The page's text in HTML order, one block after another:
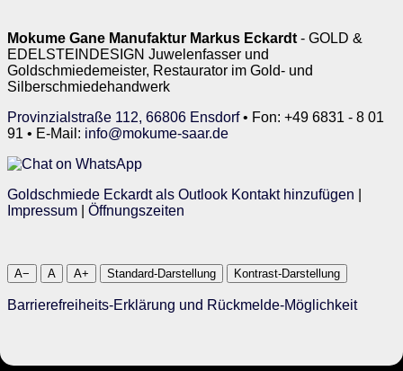
Mokume Gane Manufaktur Markus Eckardt - GOLD &
EDELSTEINDESIGN Juwelenfasser und
Goldschmiedemeister, Restaurator im Gold- und
Silberschmiedehandwerk
Provinzialstraße 112, 66806 Ensdorf• Fon: +49 6831 - 8 01
91 • E-Mail: info@mokume-saar.de
Goldschmiede Eckardt als Outlook Kontakt hinzufügen
Impressum
Öffnungszeiten
A− A A+ Standard-Darstellung Kontrast-Darstellung
Barrierefreiheits-Erklärung und Rückmelde-Möglichkeit